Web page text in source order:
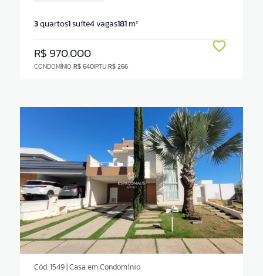
3quartos1suíte4vagas181m²
R$ 970.000
CONDOMÍNIOR$ 640IPTUR$ 266
Cód. 1549 | Casa em Condomínio